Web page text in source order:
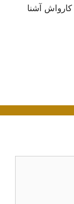
کارواش آشنا